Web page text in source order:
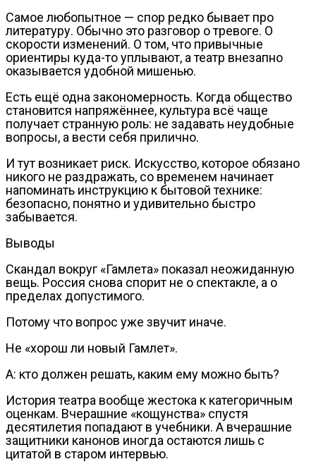
Самое любопытное — спор редко бывает про
литературу. Обычно это разговор о тревоге. О
скорости изменений. О том, что привычные
ориентиры куда-то уплывают, а театр внезапно
оказывается удобной мишенью.
Есть ещё одна закономерность. Когда общество
становится напряжённее, культура всё чаще
получает странную роль: не задавать неудобные
вопросы, а вести себя прилично.
И тут возникает риск. Искусство, которое обязано
никого не раздражать, со временем начинает
напоминать инструкцию к бытовой технике:
безопасно, понятно и удивительно быстро
забывается.
Выводы
Скандал вокруг «Гамлета» показал неожиданную
вещь. Россия снова спорит не о спектакле, а о
пределах допустимого.
Потому что вопрос уже звучит иначе.
Не «хорош ли новый Гамлет».
А: кто должен решать, каким ему можно быть?
История театра вообще жестока к категоричным
оценкам. Вчерашние «кощунства» спустя
десятилетия попадают в учебники. А вчерашние
защитники канонов иногда остаются лишь с
цитатой в старом интервью.